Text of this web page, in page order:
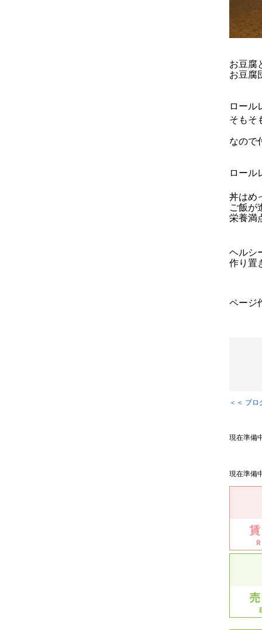
お豆腐
お豆腐
ロール
そもそ
なので
ロール
丼はめ
ご飯が
栄養満
ヘルシ
作り置
ページ
＜＜ ブ
現在準備
現在準備